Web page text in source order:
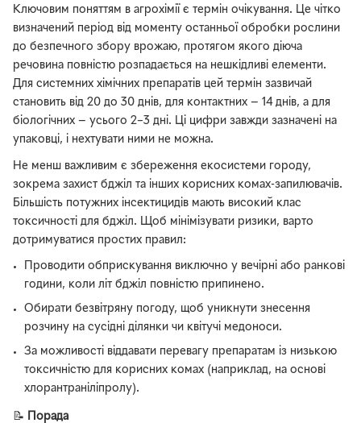
Ключовим поняттям в агрохімії є термін очікування. Це чітко
визначений період від моменту останньої обробки рослини
до безпечного збору врожаю, протягом якого діюча
речовина повністю розпадається на нешкідливі елементи.
Для системних хімічних препаратів цей термін зазвичай
становить від 20 до 30 днів, для контактних — 14 днів, а для
біологічних — усього 2–3 дні. Ці цифри завжди зазначені на
упаковці, і нехтувати ними не можна.
Не менш важливим є збереження екосистеми городу,
зокрема захист бджіл та інших корисних комах-запилювачів.
Більшість потужних інсектицидів мають високий клас
токсичності для бджіл. Щоб мінімізувати ризики, варто
дотримуватися простих правил:
Проводити обприскування виключно у вечірні або ранкові
години, коли літ бджіл повністю припинено.
Обирати безвітряну погоду, щоб уникнути знесення
розчину на сусідні ділянки чи квітучі медоноси.
За можливості віддавати перевагу препаратам із низькою
токсичністю для корисних комах (наприклад, на основі
хлорантраніліпролу).
📝
Порада